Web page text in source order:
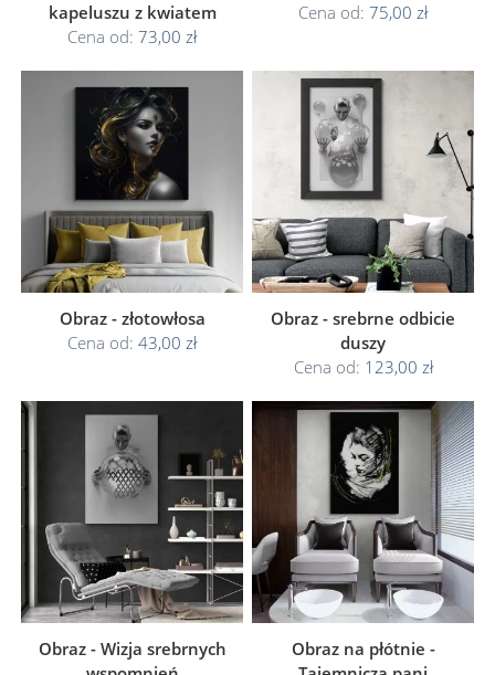
kapeluszu z kwiatem
Cena od: 73,00 zł
Cena od: 75,00 zł
Obraz - złotowłosa
Cena od: 43,00 zł
Obraz - srebrne odbicie
duszy
Cena od: 123,00 zł
Obraz - Wizja srebrnych
Obraz na płótnie -